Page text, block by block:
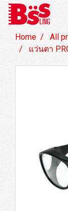
Home All
แว่นตา